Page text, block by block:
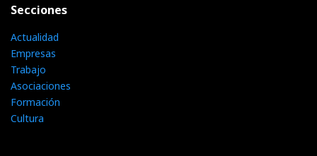
Secciones
Actualidad
Empresas
Trabajo
Asociaciones
Formación
Cultura